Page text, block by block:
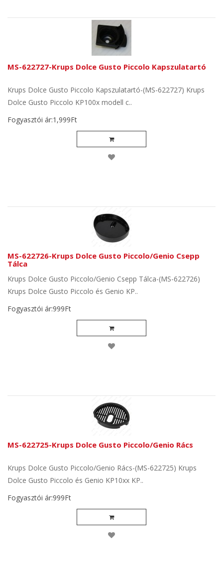
MS-622727-Krups Dolce Gusto Piccolo Kapszulatartó
Krups Dolce Gusto Piccolo Kapszulatartó-(MS-622727) Krups
Dolce Gusto Piccolo KP100x modell c..
Fogyasztói ár:1,999Ft
MS-622726-Krups Dolce Gusto Piccolo/Genio Csepp
Tálca
Krups Dolce Gusto Piccolo/Genio Csepp Tálca-(MS-622726)
Krups Dolce Gusto Piccolo és Genio KP..
Fogyasztói ár:999Ft
MS-622725-Krups Dolce Gusto Piccolo/Genio Rács
Krups Dolce Gusto Piccolo/Genio Rács-(MS-622725) Krups
Dolce Gusto Piccolo és Genio KP10xx KP..
Fogyasztói ár:999Ft